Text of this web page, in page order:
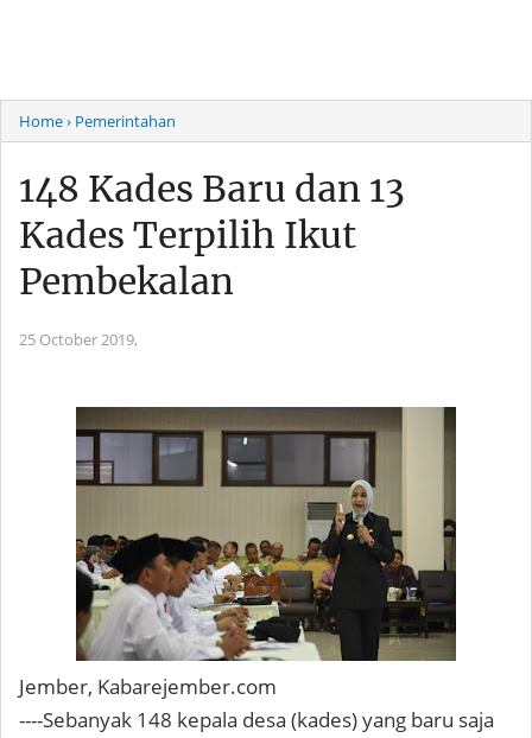
Home› Pemerintahan
148 Kades Baru dan 13
Kades Terpilih Ikut
Pembekalan
25 October 2019,
Jember, Kabarejember.com
----Sebanyak 148 kepala desa (kades) yang baru saja